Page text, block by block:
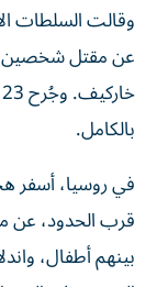
وقالت السلطات
عن مقتل شخصين
بالكامل.
في روسيا، أسفر
بينهم أطفال،